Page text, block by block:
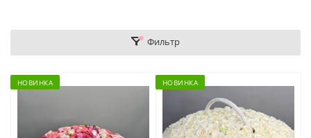
Фильтр
НОВИНКА НОВИНКА